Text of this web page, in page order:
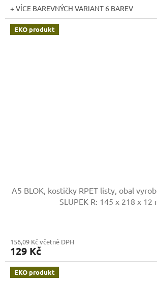
+ VÍCE BAREVNÝCH VARIANT 6 BAREV
EKO produkt
A5 BLOK, kostičky RPET listy, obal
SLUPEK R: 145 x 218 x 12
156,09 Kč včetně DPH
129 Kč
EKO produkt